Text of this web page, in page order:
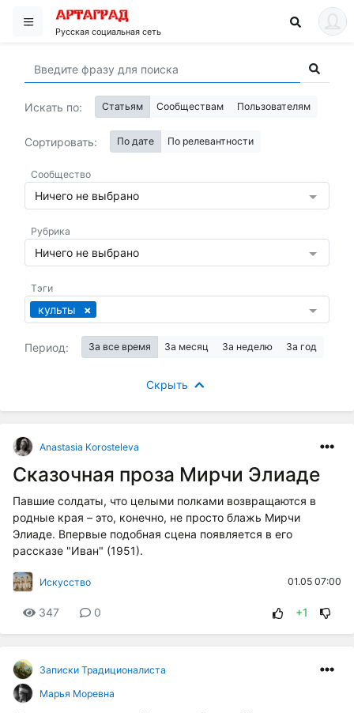
Русская социальная сеть
Искать по: Статьям Сообществам Пользователям
Сортировать: По дате По релевантности
Сообщество
Ничего не выбрано
Рубрика
Ничего не выбрано
Тэги
культы
Период: За все время За месяц За неделю За год
Скрыть
Anastasia Korosteleva
Сказочная проза Мирчи Элиаде
Павшие солдаты, что целыми полками возвращаются в
родные края – это, конечно, не просто блажь Мирчи
Элиаде. Впервые подобная сцена появляется в его
рассказе "Иван" (1951).
Искусство 01.05 07:00
347 0 +1
Записки Традиционалиста
Марья Моревна